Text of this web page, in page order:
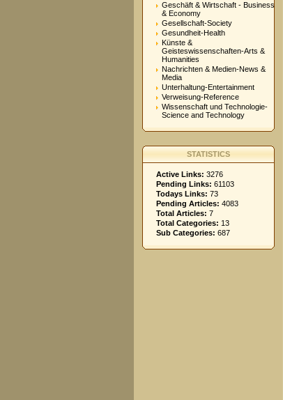
Geschäft & Wirtschaft - Business
& Economy
Gesellschaft-Society
Gesundheit-Health
Künste &
Geisteswissenschaften-Arts &
Humanities
Nachrichten & Medien-News &
Media
Unterhaltung-Entertainment
Verweisung-Reference
Wissenschaft und Technologie-
Science and Technology
STATISTICS
Active Links: 3276
Pending Links: 61103
Todays Links: 73
Pending Articles: 4083
Total Articles: 7
Total Categories: 13
Sub Categories: 687